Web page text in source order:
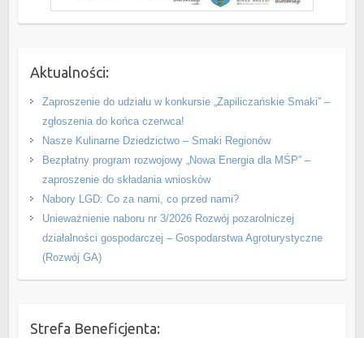
Aktualności:
Zaproszenie do udziału w konkursie „Zapiliczańskie Smaki” –
zgłoszenia do końca czerwca!
Nasze Kulinarne Dziedzictwo – Smaki Regionów
Bezpłatny program rozwojowy „Nowa Energia dla MŚP” –
zaproszenie do składania wniosków
Nabory LGD: Co za nami, co przed nami?
Unieważnienie naboru nr 3/2026 Rozwój pozarolniczej
działalności gospodarczej – Gospodarstwa Agroturystyczne
(Rozwój GA)
Strefa Beneficjenta: